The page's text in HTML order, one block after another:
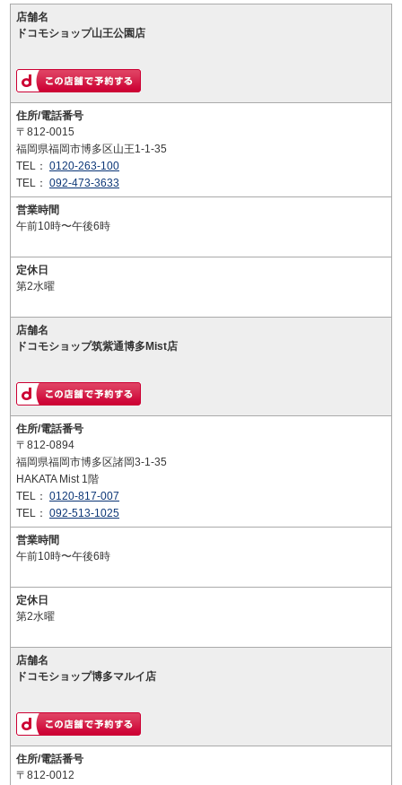
店舗名
ドコモショップ山王公園店
住所/電話番号
〒812-0015
福岡県福岡市博多区山王1-1-35
TEL： 0120-263-100
TEL： 092-473-3633
営業時間
午前10時〜午後6時
定休日
第2水曜
店舗名
ドコモショップ筑紫通博多Mist店
住所/電話番号
〒812-0894
福岡県福岡市博多区諸岡3-1-35
HAKATA Mist 1階
TEL： 0120-817-007
TEL： 092-513-1025
営業時間
午前10時〜午後6時
定休日
第2水曜
店舗名
ドコモショップ博多マルイ店
住所/電話番号
〒812-0012